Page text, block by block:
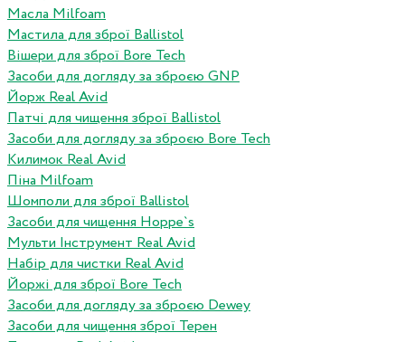
Масла Milfoam
Мастила для зброї Ballistol
Вішери для зброї Bore Tech
Засоби для догляду за зброєю GNP
Йорж Real Avid
Патчі для чищення зброї Ballistol
Засоби для догляду за зброєю Bore Tech
Килимок Real Avid
Піна Milfoam
Шомполи для зброї Ballistol
Засоби для чищення Hoppe`s
Мульти Інструмент Real Avid
Набір для чистки Real Avid
Йоржі для зброї Bore Tech
Засоби для догляду за зброєю Dewey
Засоби для чищення зброї Терен